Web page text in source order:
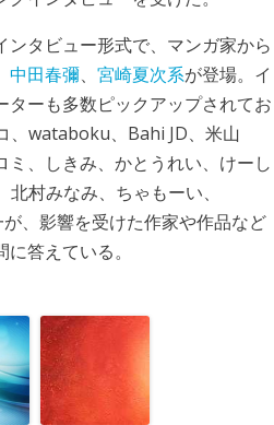
ンタビュー形式で、マンガ家から
中田春彌、 宮崎夏次系が登場。イ
ターも多数ピックアップされてお
、wataboku、Bahi JD、米山
、しきみ、かとうれい、けーし
村みなみ、ちゃもーい、
、影響を受けた作家や作品など
答えている。